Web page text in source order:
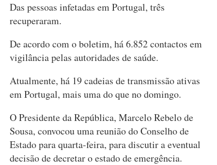
Das pessoas infetadas em Portugal, três
recuperaram.
De acordo com o boletim, há 6.852 contactos em
vigilância pelas autoridades de saúde.
Atualmente, há 19 cadeias de transmissão ativas
em Portugal, mais uma do que no domingo.
O Presidente da República, Marcelo Rebelo de
Sousa, convocou uma reunião do Conselho de
Estado para quarta-feira, para discutir a eventual
decisão de decretar o estado de emergência.